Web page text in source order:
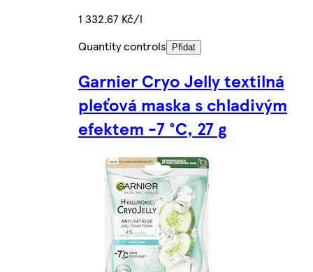
1 332,67 Kč/l
Quantity controls
Přidat
Garnier Cryo Jelly textilná
pleťová maska s chladivým
efektem -7 °C, 27 g